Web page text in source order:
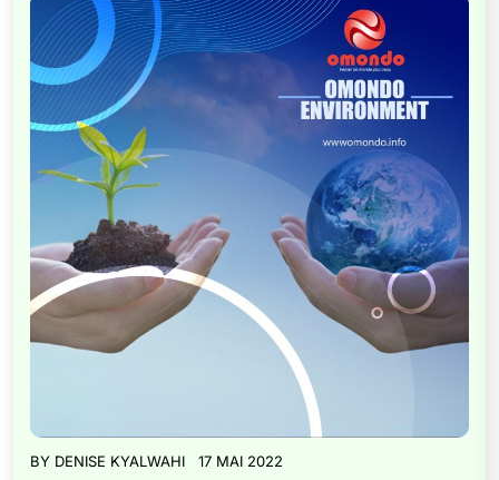
BY DENISE KYALWAHI 17 MAI 2022